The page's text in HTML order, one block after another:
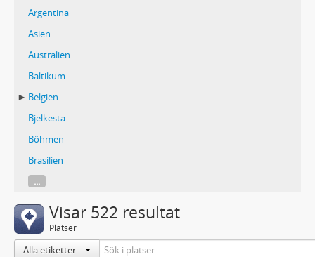
Argentina
Asien
Australien
Baltikum
Belgien
Bjelkesta
Böhmen
Brasilien
...
Visar 522 resultat
Platser
Alla etiketter